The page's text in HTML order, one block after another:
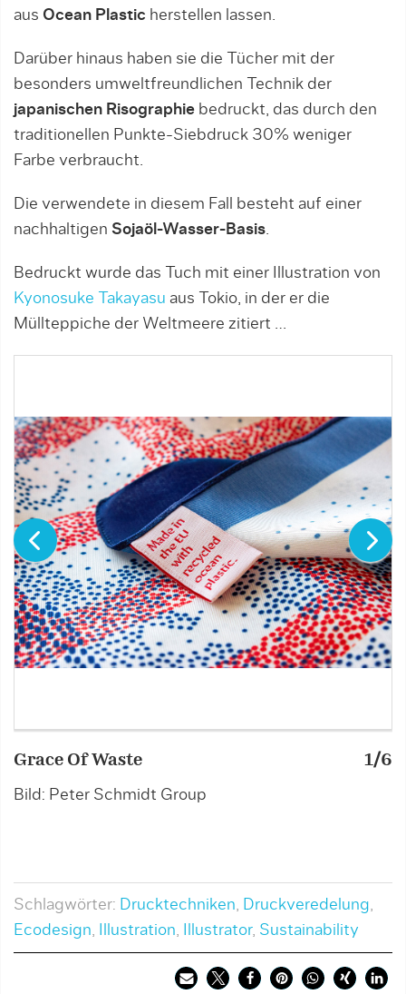
aus Ocean Plastic herstellen lassen.
Darüber hinaus haben sie die Tücher mit der
besonders umweltfreundlichen Technik der
japanischen Risographie bedruckt, das durch den
traditionellen Punkte-Siebdruck 30% weniger
Farbe verbraucht.
Die verwendete in diesem Fall besteht auf einer
nachhaltigen Sojaöl-Wasser-Basis.
Bedruckt wurde das Tuch mit einer Illustration von
Kyonosuke Takayasu aus Tokio, in der er die
Müllteppiche der Weltmeere zitiert …
Grace Of Waste
Bild: Peter Schmidt Group
1/6
Schlagwörter: Drucktechniken, Druckveredelung,
Ecodesign, Illustration, Illustrator, Sustainability